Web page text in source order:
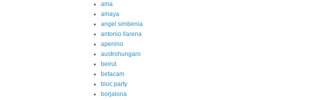
ama
amaya
angel simbenia
antonio llarena
apenino
austrohungaro
beirut
betacam
bloc party
borjalona